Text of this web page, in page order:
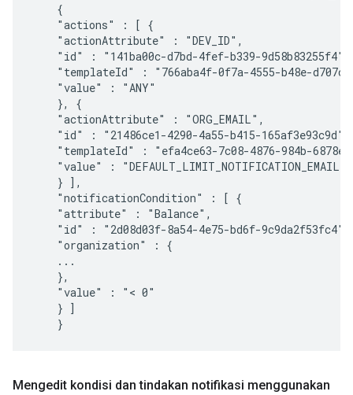
    {
    "actions" : [ {
    "actionAttribute" : "DEV_ID",
    "id" : "141ba00c-d7bd-4fef-b339-9d58b83255f4",
"templateId" : "766aba4f-0f7a-4555-b48e-
    "value" : "ANY"
    }, {
    "actionAttribute" : "ORG_EMAIL",
    "id" : "21486ce1-4290-4a55-b415-165af3e93c9d",
"templateId" : "efa4ce63-7c08-4876-984b-
    "value" : "DEFAULT_LIMIT_NOTIFICATION_EMAIL"
    } ],
    "notificationCondition" : [ {
    "attribute" : "Balance",
    "id" : "2d08d03f-8a54-4e75-bd6f-9c9da2f53fc4",
    "organization" : {
    ...
    },
    "value" : "< 0"
    } ]
    }
Mengedit kondisi dan tindakan notifikasi menggunakan